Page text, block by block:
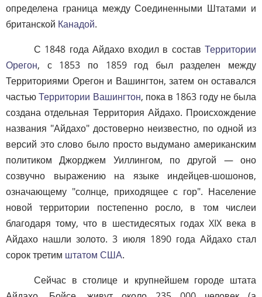
определена граница между Соединенными Штатами и
британской Канадой.
С 1848 года Айдахо входил в состав Территории
Орегон, с 1853 по 1859 год был разделен между
Территориями Орегон и Вашингтон, затем он оставался
частьюТерритории Вашингтон, пока в 1863 году не была
создана отдельная Территория Айдахо. Происхождение
названия "Айдахо" достоверно неизвестно, по одной из
версий это слово было просто выдумано американским
политиком Джорджем Уиллингом, по другой — оно
созвучно выражению на языке индейцев-шошонов,
означающему "солнце, приходящее с гор". Население
новой территории постепенно росло, в том числеи
благодаря тому, что в шестидесятых годах XIX века в
Айдахо нашли золото. 3 июля 1890 года Айдахо стал
сорок третим штатом США.
Сейчас в столице и крупнейшем городе штата